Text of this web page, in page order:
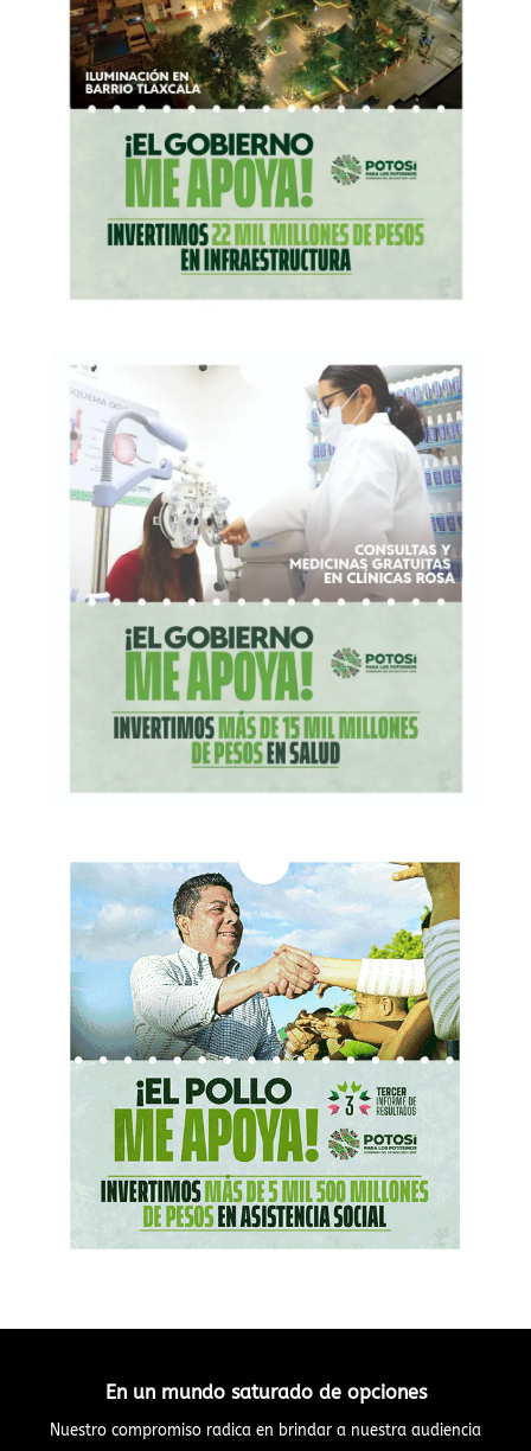
En un mundo saturado de opciones
Nuestro compromiso radica en brindar a nuestra audiencia